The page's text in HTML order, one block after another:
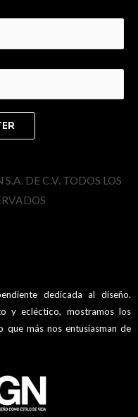
DE C.V. TODOS LOS
dedicada al diseño.
y ecléctico, mostramos los
más nos entusiasman de